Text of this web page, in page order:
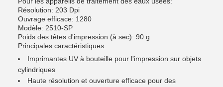
Résolution: 203 Dpi
Ouvrage efficace: 1280
Modèle: 2510-SP
Poids des têtes d'impression (à sec): 90 g
Principales caractéristiques:
Imprimantes UV à bouteille pour l'impression sur objets
cylindriques
Haute résolution et ouverture efficace pour des